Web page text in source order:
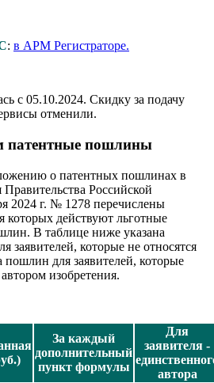
: в АРМ Регистраторе.
с 05.10.2024. Скидку за подачу
отменили.
патентные пошлины
о патентных пошлинах в
Российской
2024 г. № 1278 перечислены
которых действуют льготные
В таблице ниже указана
заявителей, которые не относятся
для заявителей, которые
изобретения.
За каждый
дополнительный
пункт формулы
Для
заявителя -
автора